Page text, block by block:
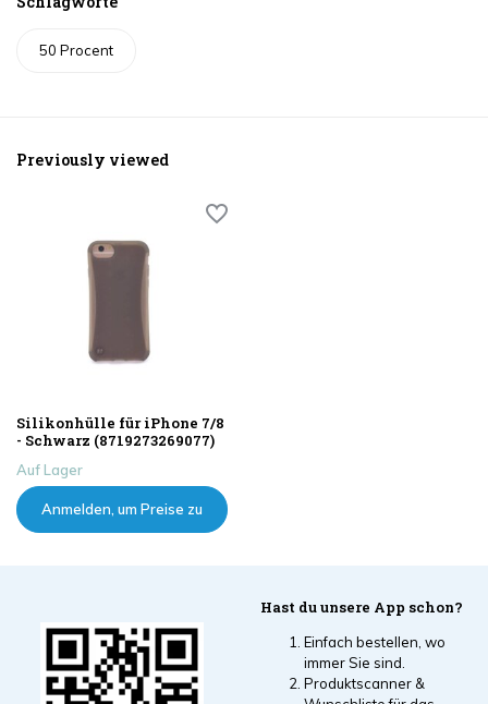
50 Procent
Previously viewed
Silikonhülle für iPhone 7/8
- Schwarz (8719273269077)
Auf Lager
Anmelden, um Preise zu
Hast du unsere App schon?
Einfach bestellen, wo
immer Sie sind.
Produktscanner &